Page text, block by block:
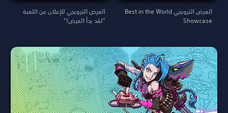
العرض الترويجي للإعلان عن اللعبة
"لقد بدأ العرض!"
العرض الترويجي Best in the World
Showcase